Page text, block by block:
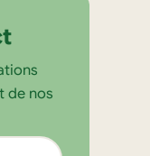
de nos